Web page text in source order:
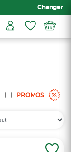
Changer
PROMOS